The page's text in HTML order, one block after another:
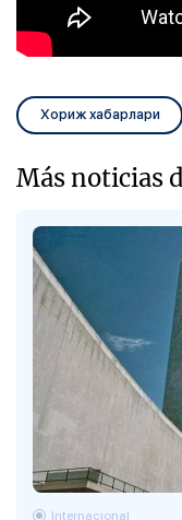
Хориж хабарлари
Más noticias
Internacional